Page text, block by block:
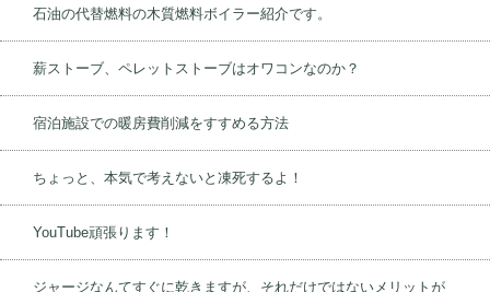
石油の代替燃料の木質燃料ボイラー紹介です。
薪ストーブ、ペレットストーブはオワコンなのか？
宿泊施設での暖房費削減をすすめる方法
ちょっと、本気で考えないと凍死するよ！
YouTube頑張ります！
ジャージなんてすぐに乾きますが、それだけではないメリットが